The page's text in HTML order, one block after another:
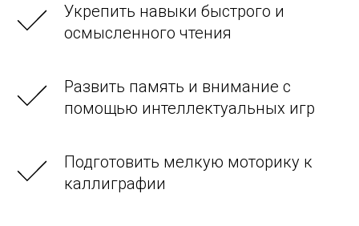
Укрепить навыки быстрого и
осмысленного чтения
Развить память и внимание с
помощью интеллектуальных игр
Подготовить мелкую моторику к
каллиграфии